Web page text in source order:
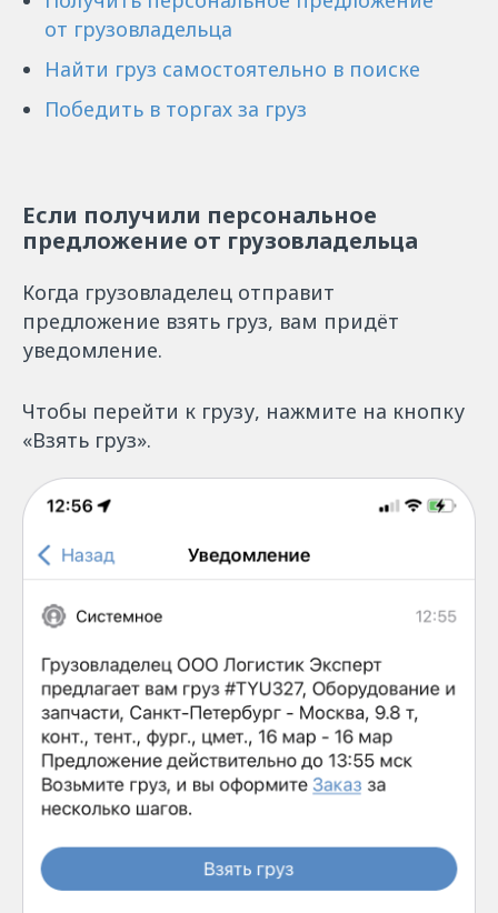
от грузовладельца
Найти груз самостоятельно в поиске
Победить в торгах за груз
Если получили персональное
предложение от грузовладельца
Когда грузовладелец отправит
предложение взять груз, вам придёт
уведомление.
Чтобы перейти к грузу, нажмите на кнопку
«Взять груз».